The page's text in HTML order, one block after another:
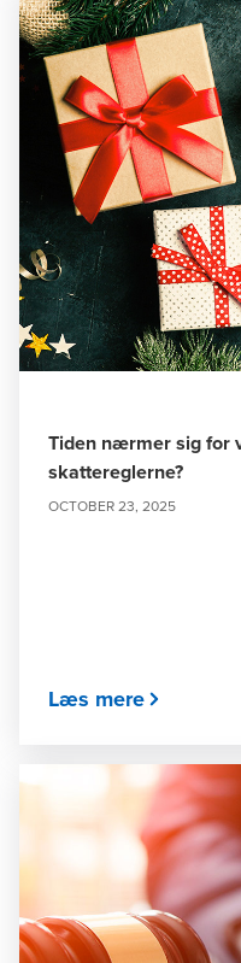
Tiden nærmer sig for
skattereglerne?
OCTOBER 23, 2025
Læs mere